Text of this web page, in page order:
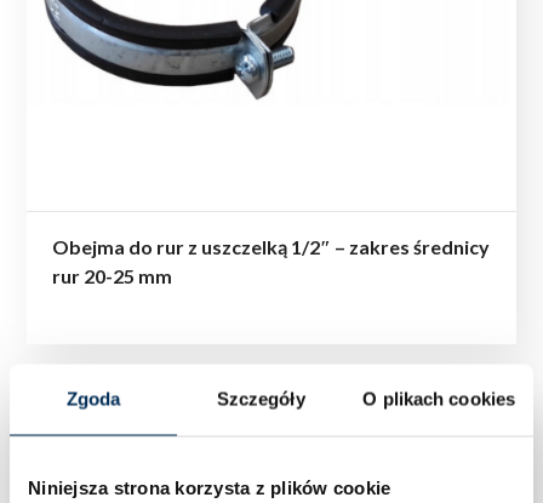
Zgoda Szczegóły O plikach cookies
Niniejsza strona korzysta z plików cookie
Obejma do rur z uszczelką 1/2″ – zakres średnicy
rur 20-25 mm